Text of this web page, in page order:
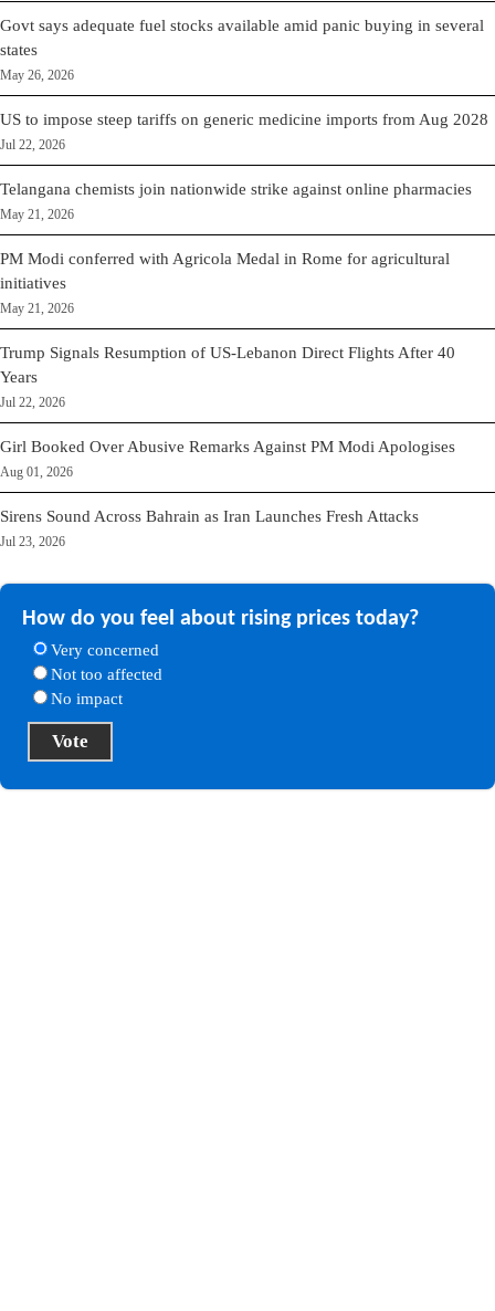
Govt says adequate fuel stocks available amid panic buying in several
states
May 26, 2026
US to impose steep tariffs on generic medicine imports from Aug 2028
Jul 22, 2026
Telangana chemists join nationwide strike against online pharmacies
May 21, 2026
PM Modi conferred with Agricola Medal in Rome for agricultural
initiatives
May 21, 2026
Trump Signals Resumption of US-Lebanon Direct Flights After 40
Years
Jul 22, 2026
Girl Booked Over Abusive Remarks Against PM Modi Apologises
Aug 01, 2026
Sirens Sound Across Bahrain as Iran Launches Fresh Attacks
Jul 23, 2026
How do you feel about rising prices today?
Very concerned
Not too affected
No impact